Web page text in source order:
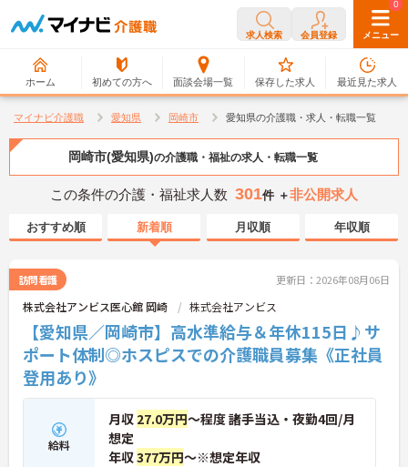
求人検索 会員登録 メニュー
ホーム 初めての方へ 面談会場一覧
0
保存した求人
0
最近見た求人
マイナビ介護職 愛知県 岡崎市 愛知県の介護職・求人・転職一覧
岡崎市(愛知県)の介護職・福祉の求人・転職一覧
この条件の介護・福祉求人数 301件 ＋非公開求人
おすすめ順 新着順 月収順 年収順
訪問看護 更新日：2026年08月06日
株式会社アンビス医心館 岡崎 株式会社アンビス
【愛知県／岡崎市】高水準給与＆年休115日♪サ
ポート体制◎ホスピスでの介護職員募集《正社員
登用あり》
給料
月収 27.0万円～程度 諸手当込・夜勤4回/月
想定
年収377万円～※想定年収